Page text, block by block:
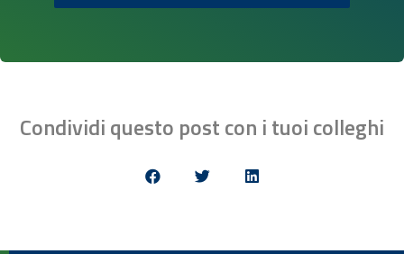
Condividi questo post con i tuoi colleghi